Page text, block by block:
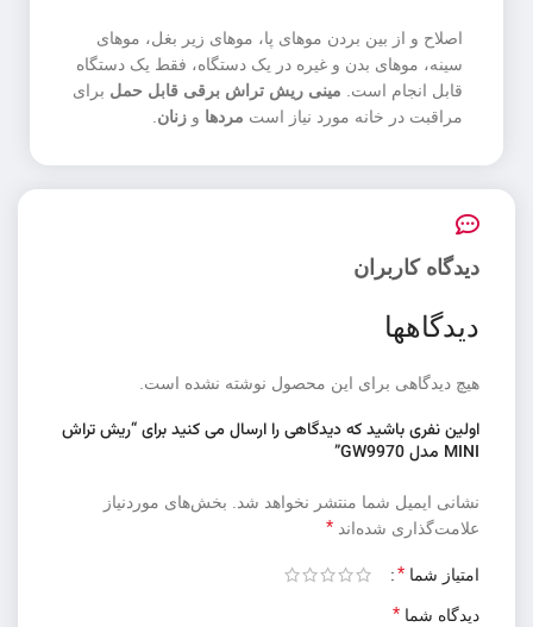
اصلاح و از بین بردن موهای پا، موهای زیر بغل، موهای
سینه، موهای بدن و غیره در یک دستگاه، فقط یک دستگاه
قابل انجام است. مینی ریش تراش برقی قابل حمل برای
مراقبت در خانه مورد نیاز است مردها و زنان.
دیدگاه کاربران
دیدگاهها
هیچ دیدگاهی برای این محصول نوشته نشده است.
اولین نفری باشید که دیدگاهی را ارسال می کنید برای “ریش تراش
MINI مدل GW9970”
نشانی ایمیل شما منتشر نخواهد شد. بخش‌های موردنیاز
علامت‌گذاری شده‌اند *
امتیاز شما *
دیدگاه شما *